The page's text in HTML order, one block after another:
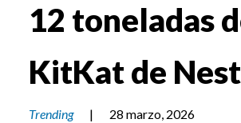
12 toneladas
KitKat de
Trending |
28 marzo, 2026